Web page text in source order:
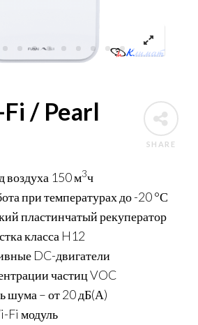
SHARE
/ Pearl
воздуха 150 м3ч
при температурах до -20 °С
пластинчатый рекуператор
класса H12
DC-двигатели
частиц VOC
шума – от 20 дБ(А)
Fi модуль